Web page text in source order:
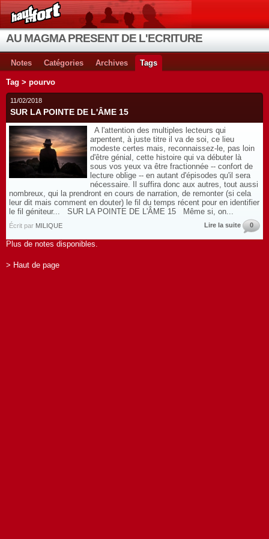
AU MAGMA PRESENT DE L'ECRITURE
Notes Catégories Archives Tags
Tag > pourvo
11/02/2018
SUR LA POINTE DE L'ÂME 15
A l'attention des multiples lecteurs qui
arpentent, à juste titre il va de soi, ce lieu
modeste certes mais, reconnaissez-le, pas loin
d'être génial, cette histoire qui va débuter là
sous vos yeux va être fractionnée -- confort de
lecture oblige -- en autant d'épisodes qu'il sera
nécessaire. Il suffira donc aux autres, tout aussi
nombreux, qui la prendront en cours de narration, de remonter (si cela
leur dit mais comment en douter) le fil du temps récent pour en identifier
le fil géniteur... SUR LA POINTE DE L'ÂME 15 Même si, on...
Écrit par MILIQUE Lire la suite 0
Plus de notes disponibles.
> Haut de page